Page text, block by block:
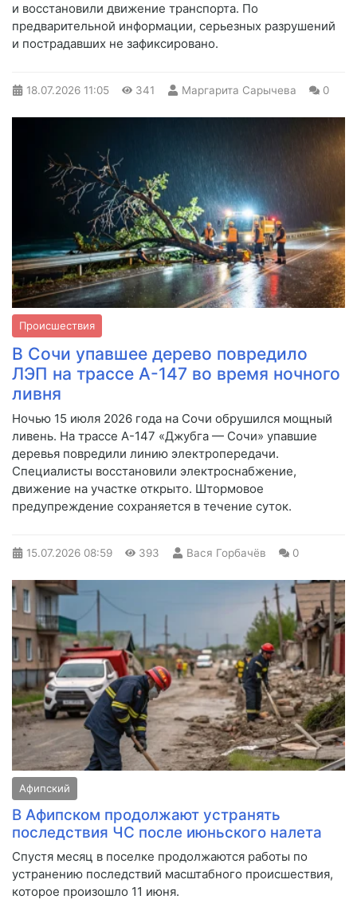
и восстановили движение транспорта. По
предварительной информации, серьезных разрушений
и пострадавших не зафиксировано.
18.07.2026 11:05 341 Маргарита Сарычева 0
Происшествия
В Сочи упавшее дерево повредило
ЛЭП на трассе А-147 во время ночного
ливня
Ночью 15 июля 2026 года на Сочи обрушился мощный
ливень. На трассе А-147 «Джубга — Сочи» упавшие
деревья повредили линию электропередачи.
Специалисты восстановили электроснабжение,
движение на участке открыто. Штормовое
предупреждение сохраняется в течение суток.
15.07.2026 08:59 393 Вася Горбачёв 0
Афипский
В Афипском продолжают устранять
последствия ЧС после июньского налета
Спустя месяц в поселке продолжаются работы по
устранению последствий масштабного происшествия,
которое произошло 11 июня.